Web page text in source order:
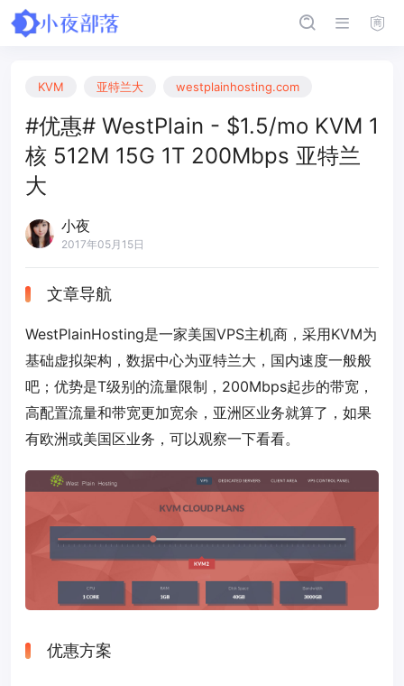
KVM 亚特兰大 westplainhosting.com
#优惠# WestPlain - $1.5/mo KVM 1
核 512M 15G 1T 200Mbps 亚特兰
大
小夜
2017年05月15日
文章导航
WestPlainHosting是一家美国VPS主机商，采用KVM为
基础虚拟架构，数据中心为亚特兰大，国内速度一般般
吧；优势是T级别的流量限制，200Mbps起步的带宽，
高配置流量和带宽更加宽余，亚洲区业务就算了，如果
有欧洲或美国区业务，可以观察一下看看。
优惠方案